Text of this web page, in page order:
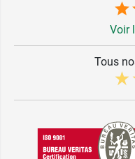
Voir
Tous